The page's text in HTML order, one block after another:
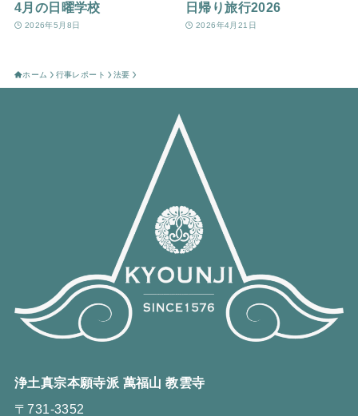
4月の日曜学校
2026年5月8日
日帰り旅行2026
2026年4月21日
ホーム 行事レポート 法要
浄土真宗本願寺派 萬福山 教雲寺
〒731-3352